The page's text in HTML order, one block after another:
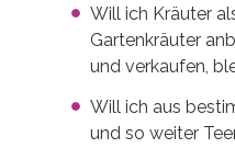
Will ich Kräuter
Gartenkräuter
und verkaufen,
Will ich aus
und so weiter